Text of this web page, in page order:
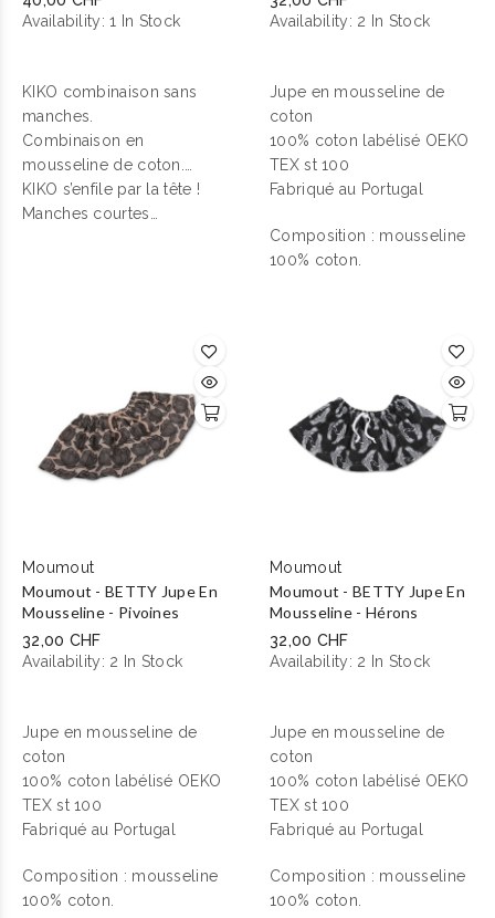
Availability:1 In Stock
KIKO combinaison sans
manches.
Combinaison en
mousseline de coton.
Fermeture boutons
pressions à l’entrejambe.
KIKO s’enfile par la tête !
Manches courtes
Availability: 2 In Stock
Jupe en mousseline de
coton
100% coton labélisé OEKO
TEX st 100
Fabriqué au Portugal
Composition : mousseline
100% coton.
Moumout
Moumout - BETTY Jupe En
Mousseline - Pivoines
32,00 CHF
Availability: 2 In Stock
Jupe en mousseline de
coton
100% coton labélisé OEKO
TEX st 100
Fabriqué au Portugal
Composition : mousseline
100% coton.
Moumout
Moumout - BETTY Jupe En
Mousseline - Hérons
32,00 CHF
Availability: 2 In Stock
Jupe en mousseline de
coton
100% coton labélisé OEKO
TEX st 100
Fabriqué au Portugal
Composition : mousseline
100% coton.